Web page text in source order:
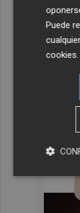
Puede
cookies